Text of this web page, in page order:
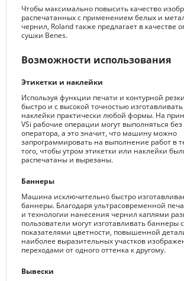
Чтобы максимально повысить качество
распечатанных с применением белых и
чернил, Roland также предлагает в качестве
сушки Benes.
Возможности использования
Этикетки и наклейки
Используя функции печати и контурной
быстро и с высокой точностью изготавливать
наклейки практически любой формы. На
VSi рабочие операции могут выполняться без
оператора, а это значит, что машину можно
запрограммировать на выполнение работ в
того, чтобы утром этикетки или наклейки
распечатаны и вырезаны.
Баннеры
Машина исключительно быстро
баннеры. Благодаря ультрасовременной
и технологии нанесения чернил каплями
пользователи могут изготавливать баннеры
показателями цветности, повышенной
наиболее выразительных участков
переходами от одного оттенка к другому.
Вывески